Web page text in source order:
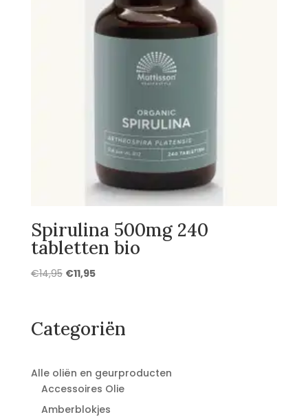
Spirulina 500mg 240
tabletten bio
€14,95 Oorspronkelijke
€11,95Huidige
€11,95.
Categoriën
Alle oliën en geurproducten
Accessoires Olie
Amberblokjes